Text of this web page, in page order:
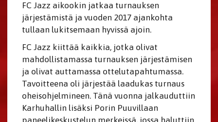
FC Jazz aikookin jatkaa turnauksen
järjestämistä ja vuoden 2017 ajankohta
tullaan lukitsemaan hyvissä ajoin.
FC Jazz kiittää kaikkia, jotka olivat
mahdollistamassa turnauksen järjestämisen
ja olivat auttamassa ottelutapahtumassa.
Tavoitteena oli järjestää laadukas turnaus
oheisohjelmineen. Tänä vuonna jalkauduttiin
Karhuhallin lisäksi Porin Puuvillaan